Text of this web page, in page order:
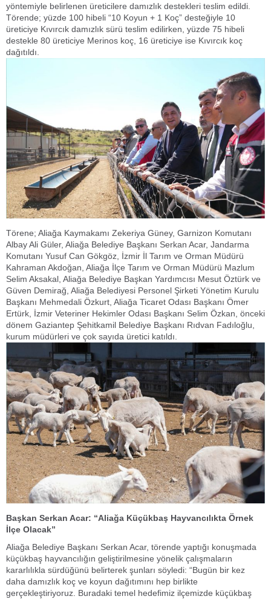
yöntemiyle belirlenen üreticilere damızlık destekleri teslim edildi.
Törende; yüzde 100 hibeli “10 Koyun + 1 Koç” desteğiyle 10
üreticiye Kıvırcık damızlık sürü teslim edilirken, yüzde 75 hibeli
destekle 80 üreticiye Merinos koç, 16 üreticiye ise Kıvırcık koç
dağıtıldı.
Törene; Aliağa Kaymakamı Zekeriya Güney, Garnizon Komutanı
Albay Ali Güler, Aliağa Belediye Başkanı Serkan Acar, Jandarma
Komutanı Yusuf Can Gökgöz, İzmir İl Tarım ve Orman Müdürü
Kahraman Akdoğan, Aliağa İlçe Tarım ve Orman Müdürü Mazlum
Selim Aksakal, Aliağa Belediye Başkan Yardımcısı Mesut Öztürk ve
Güven Demirağ, Aliağa Belediyesi Personel Şirketi Yönetim Kurulu
Başkanı Mehmedali Özkurt, Aliağa Ticaret Odası Başkanı Ömer
Ertürk, İzmir Veteriner Hekimler Odası Başkanı Selim Özkan, önceki
dönem Gaziantep Şehitkamil Belediye Başkanı Rıdvan Fadıloğlu,
kurum müdürleri ve çok sayıda üretici katıldı.
Başkan Serkan Acar: “Aliağa Küçükbaş Hayvancılıkta Örnek
İlçe Olacak”
Aliağa Belediye Başkanı Serkan Acar, törende yaptığı konuşmada
küçükbaş hayvancılığın geliştirilmesine yönelik çalışmaların
kararlılıkla sürdüğünü belirterek şunları söyledi: “Bugün bir kez
daha damızlık koç ve koyun dağıtımını hep birlikte
gerçekleştiriyoruz. Buradaki temel hedefimiz ilçemizde küçükbaş